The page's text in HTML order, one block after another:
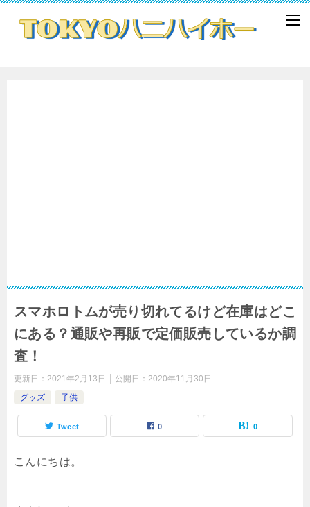
スマホロトムが売り切れてるけど在庫はどこ
にある？通販や再販で定価販売しているか調
査！
更新日： 2021年2月13日 公開日： 2020年11月30日
グッズ
子供
Tweet 0 0
こんにちは。